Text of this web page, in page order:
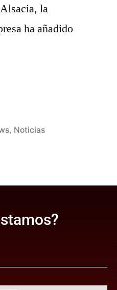
la
ha añadido
, Noticias